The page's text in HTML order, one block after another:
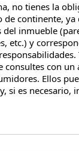
no tienes la
continente, ya
inmueble
etc.) y
consultes con un
Ellos
si es necesario,